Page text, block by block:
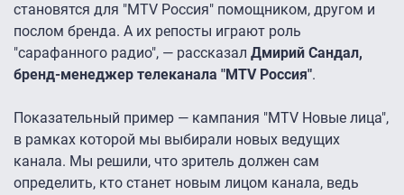
становятся для "MTV Россия" помощником, другом и
послом бренда. А их репосты играют роль
"сарафанного радио", — рассказал Дмирий Сандал,
бренд-менеджер телеканала "MTV Россия".
Показательный пример — кампания "MTV Новые лица",
в рамках которой мы выбирали новых ведущих
канала. Мы решили, что зритель должен сам
определить, кто станет новым лицом канала, ведь